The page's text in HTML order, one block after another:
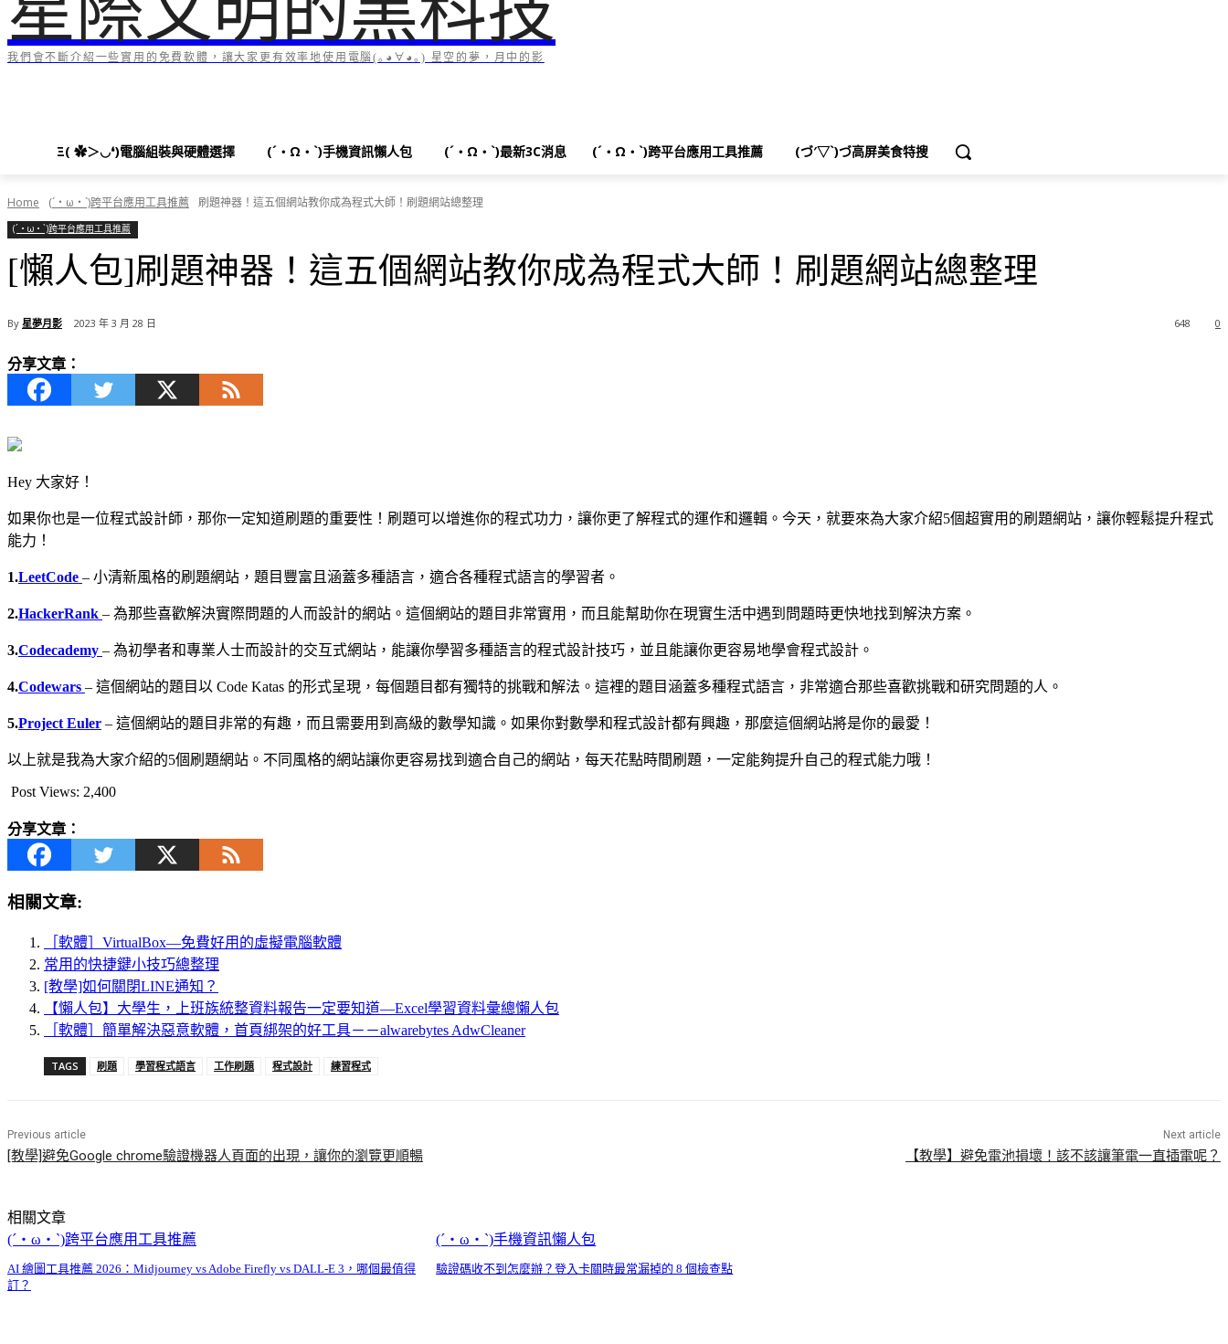
我們會不斷介紹一些實用的免費軟體，讓大家更有效率地使用電腦(｡◕∀◕｡) 星空的夢，月中的影
Ξ( ✿＞◡❛)電腦組裝與硬體選擇 (´・Ω・`)手機資訊懶人包 (´・Ω・`)最新3C消息 (´・Ω・`)跨平台應用工具推薦 (づ′▽`)づ高屏美食特搜
Home (´・ω・`)跨平台應用工具推薦 刷題神器！這五個網站教你成為程式大師！刷題網站總整理
(´・ω・`)跨平台應用工具推薦
[懶人包]刷題神器！這五個網站教你成為程式大師！刷題網站總整理
By 星夢月影 2023 年 3 月 28 日 0
648
分享文章：
Hey 大家好！
如果你也是一位程式設計師，那你一定知道刷題的重要性！刷題可以增進你的程式功力，讓你更了解程式的運作和邏輯。今天，就要來為大家介紹5個超實用的刷題網站，讓你輕鬆提升程式
能力！
1.LeetCode – 小清新風格的刷題網站，題目豐富且涵蓋多種語言，適合各種程式語言的學習者。
2.HackerRank – 為那些喜歡解決實際問題的人而設計的網站。這個網站的題目非常實用，而且能幫助你在現實生活中遇到問題時更快地找到解決方案。
3.Codecademy – 為初學者和專業人士而設計的交互式網站，能讓你學習多種語言的程式設計技巧，並且能讓你更容易地學會程式設計。
4.Codewars – 這個網站的題目以 Code Katas 的形式呈現，每個題目都有獨特的挑戰和解法。這裡的題目涵蓋多種程式語言，非常適合那些喜歡挑戰和研究問題的人。
5.Project Euler – 這個網站的題目非常的有趣，而且需要用到高級的數學知識。如果你對數學和程式設計都有興趣，那麼這個網站將是你的最愛！
以上就是我為大家介紹的5個刷題網站。不同風格的網站讓你更容易找到適合自己的網站，每天花點時間刷題，一定能夠提升自己的程式能力哦！
Post Views: 2,400
分享文章：
相關文章:
［軟體］VirtualBox—免費好用的虛擬電腦軟體
常用的快捷鍵小技巧總整理
[教學]如何關閉LINE通知？
【懶人包】大學生，上班族統整資料報告一定要知道—Excel學習資料彙總懶人包
［軟體］簡單解決惡意軟體，首頁綁架的好工具－－alwarebytes AdwCleaner
TAGS 刷題 學習程式語言 工作刷題 程式設計 練習程式
Previous article
[教學]避免Google chrome驗證機器人頁面的出現，讓你的瀏覽更順暢
Next article
【教學】避免電池損壞！該不該讓筆電一直插電呢？
相關文章
(´・ω・`)跨平台應用工具推薦
AI 繪圖工具推薦 2026：Midjourney vs Adobe Firefly vs DALL-E 3，哪個最值得
訂？
(´・ω・`)手機資訊懶人包
驗證碼收不到怎麼辦？登入卡關時最常漏掉的 8 個檢查點